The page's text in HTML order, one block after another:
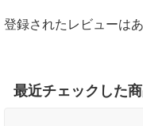
登録されたレビューはあ
最近チェックした